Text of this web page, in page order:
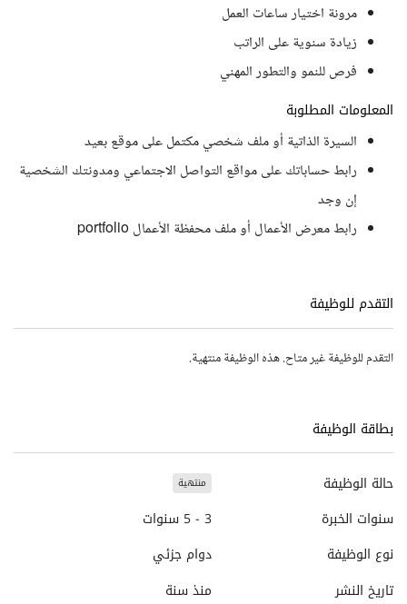
مرونة اختيار ساعات العمل
زيادة سنوية على الراتب
فرص للنمو والتطور المهني
المعلومات المطلوبة
السيرة الذاتية أو ملف شخصي مكتمل على موقع بعيد
رابط حساباتك على مواقع التواصل الاجتماعي ومدونتك الشخصية
إن وجد
رابط معرض الأعمال أو ملف محفظة الأعمال portfolio
التقدم للوظيفة
التقدم للوظيفة غير متاح. هذه الوظيفة منتهية.
بطاقة الوظيفة
حالة الوظيفة منتهية
سنوات الخبرة
3 - 5 سنوات
نوع الوظيفة
دوام جزئي
تاريخ النشر
منذ سنة